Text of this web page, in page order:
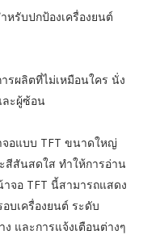
หรับปกป้องเครื่องยนต์
รผลิตที่ไม่เหมือนใคร นั่ง
ะผู้ซ้อน
อแบบ TFT ขนาดใหญ่
สีสันสดใส ทำให้การอ่าน
จอ TFT นี้สามารถแสดง
บเครื่องยนต์ ระดับ
และการแจ้งเตือนต่างๆ